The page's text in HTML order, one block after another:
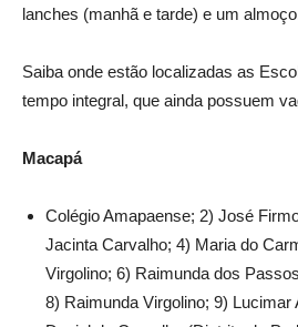
lanches (manhã e tarde) e um
Saiba onde estão localizadas as
tempo integral, que ainda possuem
Macapá
Colégio Amapaense; 2) José
Jacinta Carvalho; 4) Maria do
Virgolino; 6) Raimunda dos
8) Raimunda Virgolino; 9)